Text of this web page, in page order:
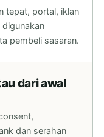
tepat, portal, iklan
digunakan
pembeli sasaran.
dari awal
dan serahan